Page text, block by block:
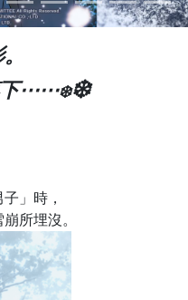
下⋯⋯❄️❄️
」時，
所埋沒。